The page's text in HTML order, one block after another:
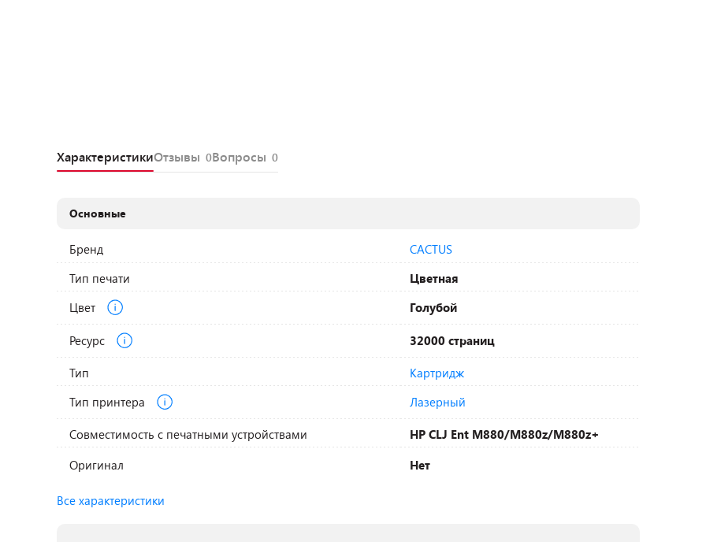
ХарактеристикиОтзывы 0Вопросы 0
Основные
Бренд
CACTUS
Тип печати
Цветная
Цвет
Голубой
Ресурс 32000 страниц
Тип
Картридж
Тип принтера
Лазерный
Совместимость с печатными устройствами
HP CLJ Ent M880/M880z/M880z+
Оригинал
Нет
Все характеристики